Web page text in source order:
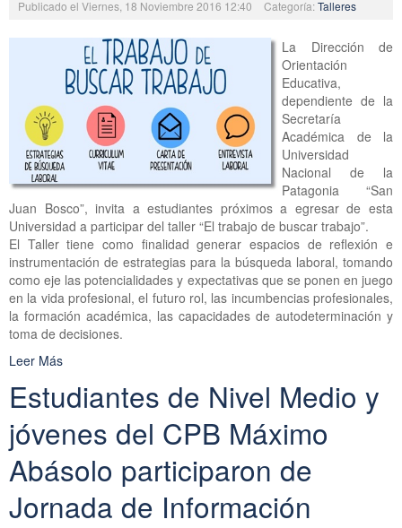
Publicado el Viernes, 18 Noviembre 2016 12:40 Categoría:Talleres
La Dirección de
Orientación
Educativa,
dependiente de la
Secretaría
Académica de la
Universidad
Nacional de la
Patagonia “San
Juan Bosco”, invita a estudiantes próximos a egresar de esta
Universidad a participar del taller “El trabajo de buscar trabajo”.
El Taller tiene como finalidad generar espacios de reflexión e
instrumentación de estrategias para la búsqueda laboral, tomando
como eje las potencialidades y expectativas que se ponen en juego
en la vida profesional, el futuro rol, las incumbencias profesionales,
la formación académica, las capacidades de autodeterminación y
toma de decisiones.
Leer Más
Estudiantes de Nivel Medio y
jóvenes del CPB Máximo
Abásolo participaron de
Jornada de Información